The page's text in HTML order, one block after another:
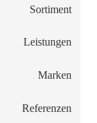
Sortiment
Leistungen
Marken
Referenzen